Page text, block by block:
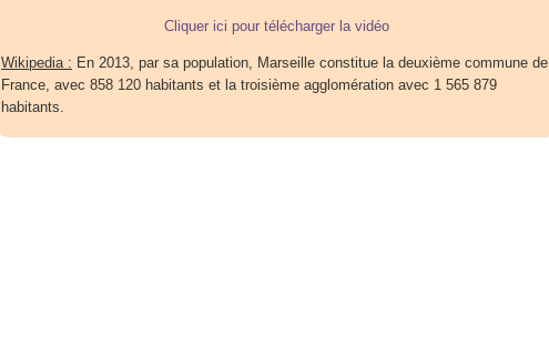
Cliquer ici pour télécharger la vidéo
Wikipedia : En 2013, par sa population, Marseille constitue la deuxième commune de
France, avec 858 120 habitants et la troisième agglomération avec 1 565 879
habitants.